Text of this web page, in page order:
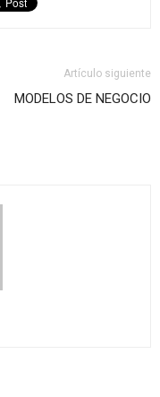
Artículo siguiente
MODELOS DE NEGOCIO